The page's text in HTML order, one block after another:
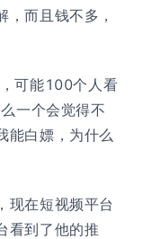
而且钱不多，
可能100个人看
一个会觉得不
能白嫖，为什么
现在短视频平台
看到了他的推